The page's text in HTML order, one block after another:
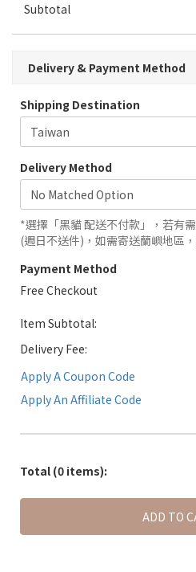
Subtotal
Delivery & Payment Method
Shipping Destination
Delivery Method
*選擇「黑貓 配送不付款」，若有
(週日不送件)，如需寄送蘭嶼地區
Payment Method
Free Checkout
Item Subtotal:
Delivery Fee:
Apply A Coupon Code
Apply An Affiliate Code
Total (0 items):
ADD TO